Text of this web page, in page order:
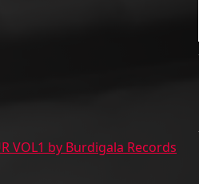
VOL1 by Burdigala Records